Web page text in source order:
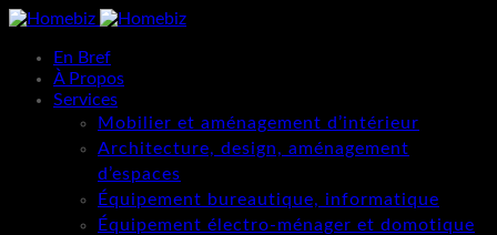
En Bref
À Propos
Services
Mobilier et aménagement d’intérieur
Architecture, design, aménagement
d’espaces
Équipement bureautique, informatique
Équipement électro-ménager et domotique